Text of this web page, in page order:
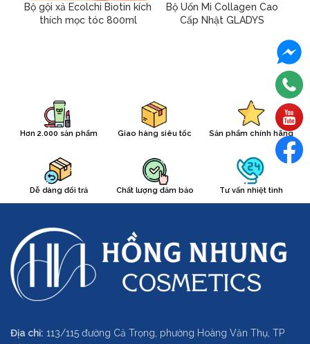
Bộ gội xả Ecolchi Biotin kích
thích mọc tóc 800ml
Bộ Uốn Mi Collagen Cao
Cấp Nhật GLADYS
Hơn 2.000 sản phẩm Giao hàng siêu tốc Sản phẩm chính hãng
Dễ dàng đổi trả Chất lượng đảm bảo Tư vấn nhiệt tình
Địa chỉ: 113/115 đường Cả Trọng, phường Hoàng Văn Thụ, TP